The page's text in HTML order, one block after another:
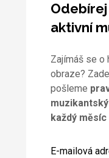
aktivní
Zajímáš se o
obraze?
pošleme
každý měsíc
E-mailová